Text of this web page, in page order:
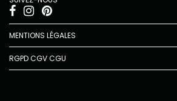
MENTIONS LÉGALES
RGPDCGVCGU